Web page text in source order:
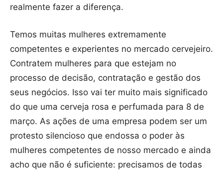
realmente fazer a diferença.
Temos muitas mulheres extremamente
competentes e experientes no mercado cervejeiro.
Contratem mulheres para que estejam no
processo de decisão, contratação e gestão dos
seus negócios. Isso vai ter muito mais significado
do que uma cerveja rosa e perfumada para 8 de
março. As ações de uma empresa podem ser um
protesto silencioso que endossa o poder às
mulheres competentes de nosso mercado e ainda
acho que não é suficiente: precisamos de todas